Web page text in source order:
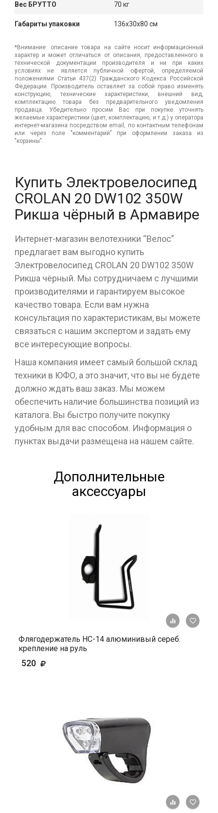
Вес БРУТТО 70 кг
Габариты упаковки 136x30x80 см
*Внимание: описание товара на сайте носит информационный
характер и может отличаться от описания, предоставленного в
технической документации производителя и ни при каких
условиях не является публичной офертой, определяемой
положениями Статьи 437(2) Гражданского Кодекса Российской
Федерации. Производитель оставляет за собой право изменять
конструкцию, технические характеристики, внешний вид,
комплектацию товара без предварительного уведомления
продавца. Убедительно просим Вас при покупке уточнять
желаемые характеристики (цвет, комплектацию, и т.д.) у оператора
интернет-магазина посредством email, по контактным телефонам
или через поле "комментарий" при оформлении заказа из
"корзины".
Купить Электровелосипед
CROLAN 20 DW102 350W
Рикша чёрный в Армавире
Интернет-магазин велотехники “Велос”
предлагает вам выгодно купить
Электровелосипед CROLAN 20 DW102 350W
Рикша чёрный. Мы сотрудничаем с лучшими
производителями и гарантируем высокое
качество товара. Если вам нужна
консультация по характеристикам, вы можете
связаться с нашим экспертом и задать ему
все интересующие вопросы.
Наша компания имеет самый большой склад
техники в ЮФО, а это значит, что вы не будете
должно ждать ваш заказ. Мы можем
обеспечить наличие большинства позиций из
каталога. Вы быстро получите покупку
удобным для вас способом. Информация о
пунктах выдачи размещена на нашем сайте.
Дополнительные
аксессуары
+ К
Флягодержатель HС-14 алюминивый сереб.
крепление на руль
520
+ К